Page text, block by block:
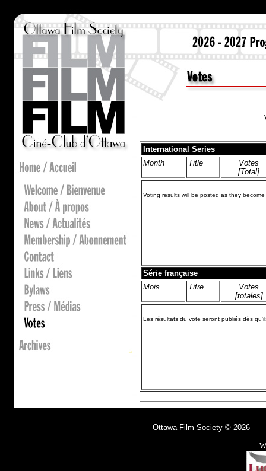
International Series
Month
Title
Votes
[Total]
Voting results will be posted as they
Série française
Mois
Titre
Votes
[totales]
Les résultats du vote seront publiés dès
Ottawa Film Society © 2026